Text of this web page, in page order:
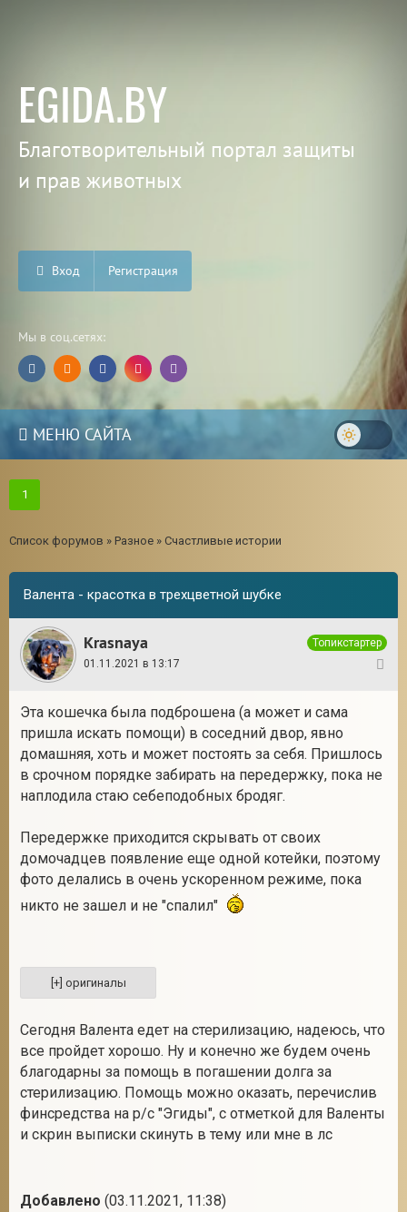
EGIDA.BY
Благотворительный портал защиты
и прав животных
Вход Регистрация
Мы в соц.сетях:
МЕНЮ САЙТА
1
Список форумов » Разное » Счастливые истории
Валента - красотка в трехцветной шубке
Krasnaya
Топикстартер
01.11.2021 в 13:17
Эта кошечка была подброшена (а может и сама
пришла искать помощи) в соседний двор, явно
домашняя, хоть и может постоять за себя. Пришлось
в срочном порядке забирать на передержку, пока не
наплодила стаю себеподобных бродяг.
Передержке приходится скрывать от своих
домочадцев появление еще одной котейки, поэтому
фото делались в очень ускоренном режиме, пока
никто не зашел и не "спалил"
Сегодня Валента едет на стерилизацию, надеюсь, что
все пройдет хорошо. Ну и конечно же будем очень
благодарны за помощь в погашении долга за
стерилизацию. Помощь можно оказать, перечислив
финсредства на р/с "Эгиды", с отметкой для Валенты
и скрин выписки скинуть в тему или мне в лс
Добавлено (03.11.2021, 11:38)